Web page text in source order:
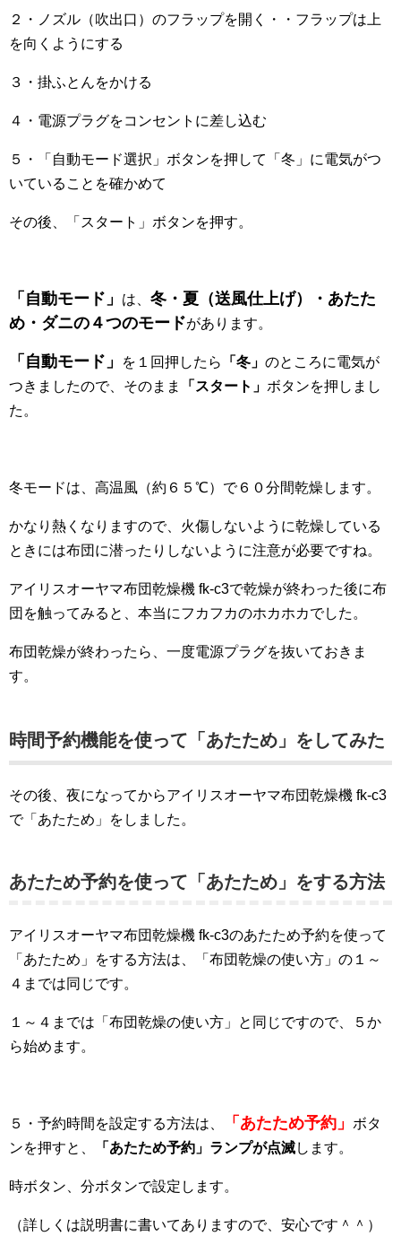
２・ノズル（吹出口）のフラップを開く・・フラップは上
を向くようにする
３・掛ふとんをかける
４・電源プラグをコンセントに差し込む
５・「自動モード選択」ボタンを押して「冬」に電気がつ
いていることを確かめて
その後、「スタート」ボタンを押す。
「自動モード」 は、 冬・夏（送風仕上げ）・あたた
め・ダニの４つのモードがあります。
「自動モード」 を１回押したら 「冬」 のところに電気が
つきましたので、そのまま
「スタート」 ボタンを押しまし
た。
冬モードは、高温風（約６５℃）で６０分間乾燥します。
かなり熱くなりますので、火傷しないように乾燥している
ときには布団に潜ったりしないように注意が必要ですね。
アイリスオーヤマ布団乾燥機 fk-c3で乾燥が終わった後に布
団を触ってみると、本当にフカフカのホカホカでした。
布団乾燥が終わったら、一度電源プラグを抜いておきま
す。
時間予約機能を使って「あたため」をしてみた
その後、夜になってからアイリスオーヤマ布団乾燥機 fk-c3
で「あたため」をしました。
あたため予約を使って「あたため」をする方法
アイリスオーヤマ布団乾燥機 fk-c3のあたため予約を使って
「あたため」をする方法は、「布団乾燥の使い方」の１～
４までは同じです。
１～４までは「布団乾燥の使い方」と同じですので、５か
ら始めます。
５・予約時間を設定する方法は、 「あたため予約」
ボタ
ンを押すと、
「あたため予約」ランプが点滅します。
時ボタン、分ボタンで設定します。
（詳しくは説明書に書いてありますので、安心です＾＾）